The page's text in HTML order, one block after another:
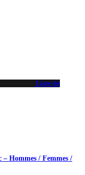
Liste de
– Hommes / Femmes /